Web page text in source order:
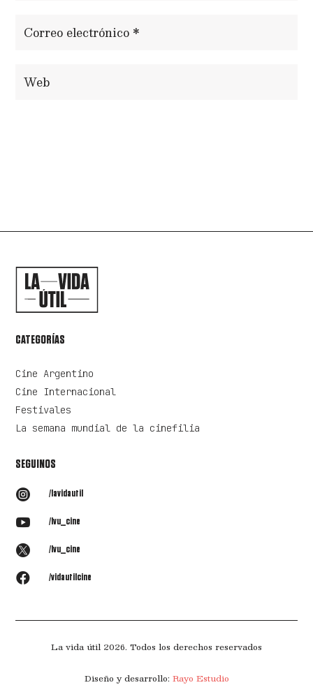
CATEGORÍAS
Cine Argentino
Cine Internacional
Festivales
La semana mundial de la cinefilia
SEGUINOS
 /lavidautil
 /lvu_cine
 /lvu_cine
 /vidautilcine
La vida útil 2026. Todos los derechos reservados
Diseño y desarrollo: Rayo Estudio